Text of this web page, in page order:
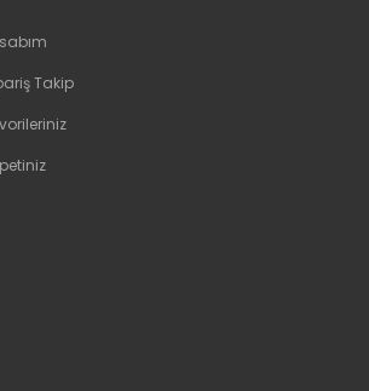
Takip